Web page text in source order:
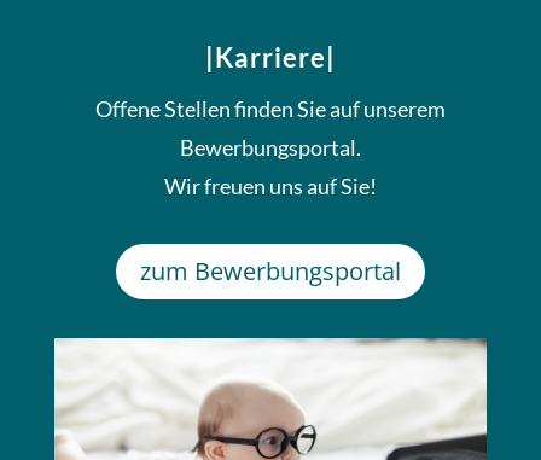
|Karriere|
Offene Stellen finden Sie auf unserem
Bewerbungsportal.
Wir freuen uns auf Sie!
zum Bewerbungsportal